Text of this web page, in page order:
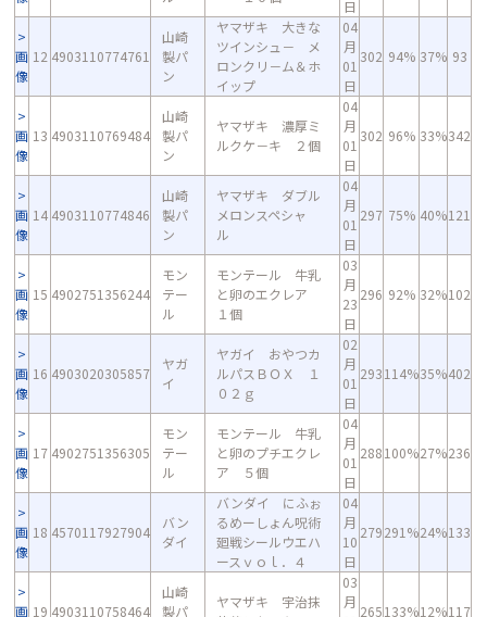
日
画
像
12 4903110774761
山崎
製パ
ン
ヤマザキ 大きな
ツインシュ－ メ
ロンクリ－ム＆ホ
イップ
04
月
01
日
302 94% 37% 93
画
像
13 4903110769484
山崎
製パ
ン
ヤマザキ 濃厚ミ
ルクケ－キ ２個
04
月
01
日
302 96% 33%342
画
像
14 4903110774846
山崎
製パ
ン
ヤマザキ ダブル
メロンスペシャ
ル
04
月
01
日
297 75% 40%121
画
像
15 4902751356244
モン
テー
ル
モンテール 牛乳
と卵のエクレア
１個
03
月
23
日
296 92% 32%102
画
像
16 4903020305857
ヤガ
イ
ヤガイ おやつカ
ルパスＢＯＸ １
０２ｇ
02
月
01
日
293114%35%402
画
像
17 4902751356305
モン
テー
ル
モンテール 牛乳
と卵のプチエクレ
ア ５個
04
月
01
日
288100%27%236
画
像
18 4570117927904
バン
ダイ
バンダイ にふぉ
るめーしょん呪術
廻戦シールウエハ
ースｖｏｌ．４
04
月
10
日
279291%24%133
画 19 4903110758464
山崎
製パ
ヤマザキ 宇治抹
03
月
265133%12%117